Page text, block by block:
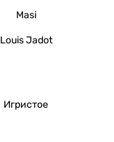
Masi
Louis Jadot
Игристое